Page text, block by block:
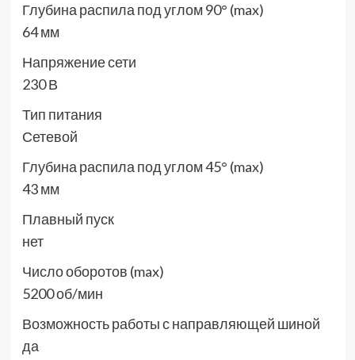
Глубина распила под углом 90° (max)
64 мм
Напряжение сети
230 В
Тип питания
Сетевой
Глубина распила под углом 45° (max)
43 мм
Плавный пуск
нет
Число оборотов (max)
5200 об/мин
Возможность работы с направляющей шиной
да